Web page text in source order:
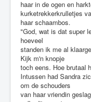
haar in de ogen en
kurketrekkerkrulletjes
haar schaambos.
"God, wat is dat super
hoeveel
standen ik me al
Kijk m'n knopje
toch eens. Hoe brutaal
Intussen had Sandra
om de schouders
van haar vriendin